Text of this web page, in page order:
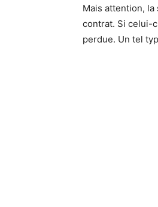
Mais attention, la
contrat. Si celui-
perdue. Un tel